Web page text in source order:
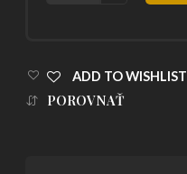
ADD TO WISHLIST
POROVNAŤ